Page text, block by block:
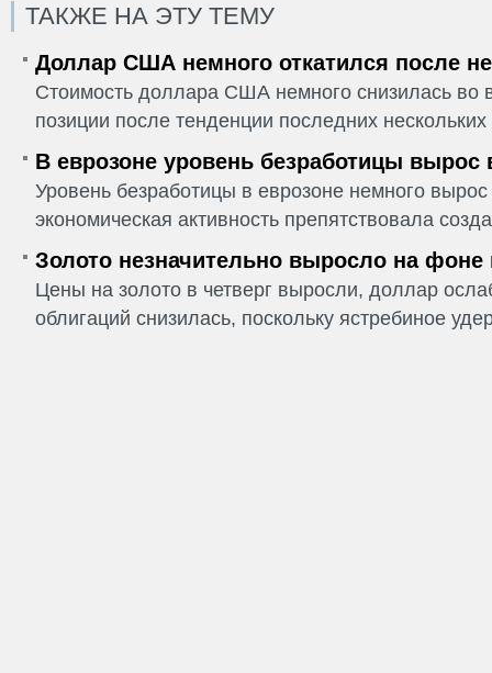
ТАКЖЕ НА ЭТУ ТЕМУ
Доллар США немного откатился после
Стоимость доллара США немного снизилась во
позиции после тенденции последних
В еврозоне уровень безработицы вырос
Уровень безработицы в еврозоне немного
экономическая активность препятствовала
Золото незначительно выросло на фоне
Цены на золото в четверг выросли, доллар
облигаций снизилась, поскольку ястребиное